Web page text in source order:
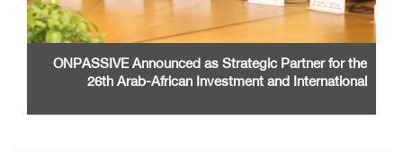
ONPASSIVE Announced as Strategic Partner for the
26th Arab-African Investment and International